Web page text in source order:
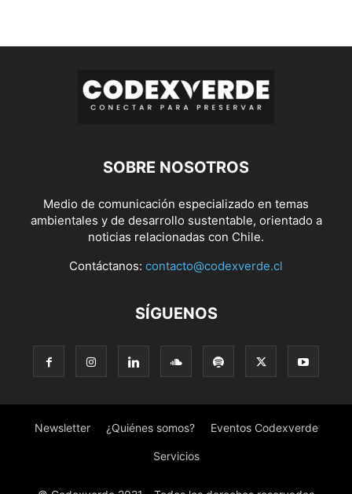
SOBRE NOSOTROS
Medio de comunicación especializado en temas
ambientales y de desarrollo sustentable, orientado a
noticias relacionadas con Chile.
Contáctanos: contacto@codexverde.cl
SÍGUENOS
Newsletter ¿Quiénes somos? Eventos Codexverde
Servicios